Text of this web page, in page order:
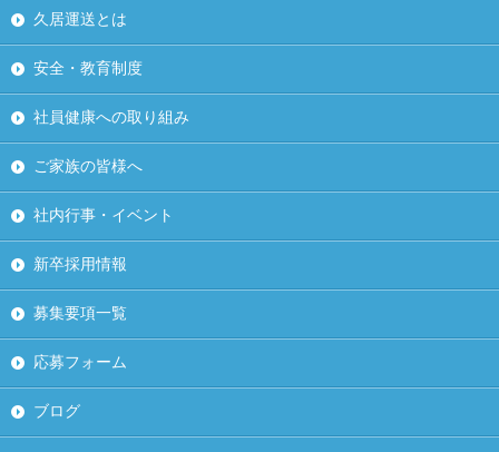
久居運送とは
安全・教育制度
社員健康への取り組み
ご家族の皆様へ
社内行事・イベント
新卒採用情報
募集要項一覧
応募フォーム
ブログ